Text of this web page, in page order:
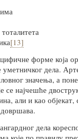
[13]
форме која
уметничког дела.
значења, а
се најчешће
али и као објекат,
дела